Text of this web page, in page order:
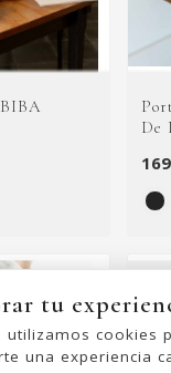
De
tu
cookies
una experiencia